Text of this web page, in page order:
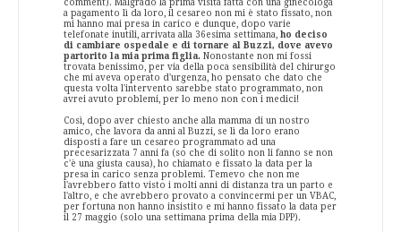
a pagamento lì da loro, il cesareo non mi è stato fissato, non
mi hanno mai presa in carico e dunque, dopo varie
telefonate inutili, arrivata alla 36esima settimana, ho deciso
di cambiare ospedale e di tornare al Buzzi, dove avevo
partorito la mia prima figlia. Nonostante non mi fossi
trovata benissimo, per via della poca sensibilità del chirurgo
che mi aveva operato d'urgenza, ho pensato che dato che
questa volta l'intervento sarebbe stato programmato, non
avrei avuto problemi, per lo meno non con i medici!
Così, dopo aver chiesto anche alla mamma di un nostro
amico, che lavora da anni al Buzzi, se lì da loro erano
disposti a fare un cesareo programmato ad una
precesarizzata 7 anni fa (so che di solito non li fanno se non
c'è una giusta causa), ho chiamato e fissato la data per la
presa in carico senza problemi. Temevo che non me
l'avrebbero fatto visto i molti anni di distanza tra un parto e
l'altro, e che avrebbero provato a convincermi per un VBAC,
per fortuna non hanno insistito e mi hanno fissato la data per
il 27 maggio (solo una settimana prima della mia DPP).